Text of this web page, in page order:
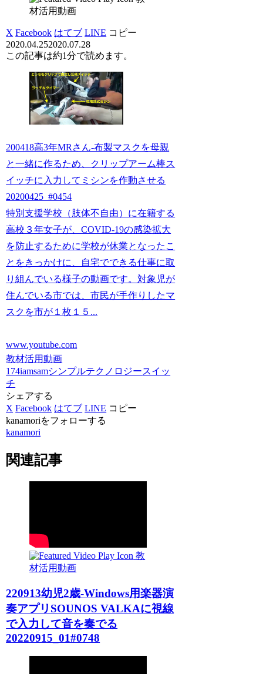
材活用動画
X Facebook はてブ LINE コピー
2020.04.252020.07.28
この記事は約1分で読めます。
200418高3年MRさん-布製マスクを母親
と一緒に作るため、クリップアーム棒ス
イッチに入力してミシンを作動させる
20200425_#0454
特別支援学校（肢体不自由）に在籍する
高校３年女子が、COVID-19の感染拡大
を防止するために学校が休業となったこ
とをきっかけに、自宅でできる仕事に取
り組んでいる様子の動画です。対象児が
住んでいる市では、市民が手作りしたマ
スクを市が１枚１５...
www.youtube.com
教材活用動画
174iamsamシンプルテクノロジースイッ
チ
シェアする
X Facebook はてブ LINE コピー
kanamoriをフォローする
kanamori
関連記事
教
材活用動画
220913幼児2歳-Windows用楽器演
奏アプリSOUNOS VALKAに視線
で入力して音を奏でる
20220915_01#0748